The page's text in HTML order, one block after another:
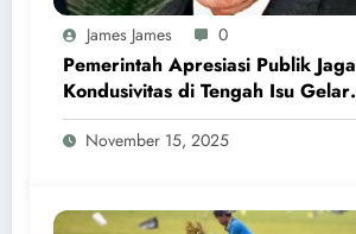
James James 0
Pemerintah Apresiasi Publik Jaga
Kondusivitas di Tengah Isu Gelar
Pahlawan Soeharto
November 15, 2025